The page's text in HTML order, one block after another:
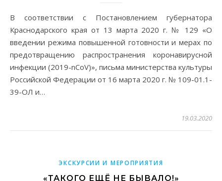
В соответствии с Постановлением губернатора
Краснодарского края от 13 марта 2020 г. № 129 «О
введении режима повышенной готовности и мерах по
предотвращению распространения коронавирусной
инфекции (2019-nCoV)», письма министерства культуры
Российской Федерации от 16 марта 2020 г. № 109-01.1-
39-ОЛ и…
19.03.2020
ЭКСКУРСИИ И МЕРОПРИЯТИЯ
«ТАКОГО ЕЩЁ НЕ БЫВАЛО!»